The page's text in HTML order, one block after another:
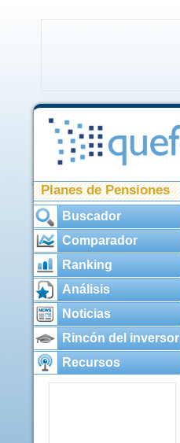
Planes de Pensiones
Buscador
Comparador
Ranking
Análisis
Noticias
Rincón del inversor
Recursos